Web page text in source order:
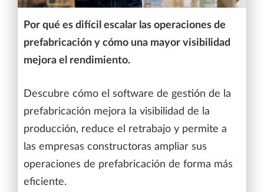
Por qué es difícil escalar las operaciones de
prefabricación y cómo una mayor visibilidad
mejora el rendimiento.
Descubre cómo el software de gestión de la
prefabricación mejora la visibilidad de la
producción, reduce el retrabajo y permite a
las empresas constructoras ampliar sus
operaciones de prefabricación de forma más
eficiente.